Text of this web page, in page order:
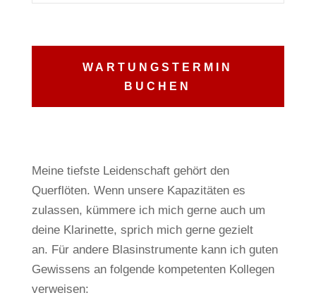
WARTUNGSTERMIN
BUCHEN
Meine tiefste Leidenschaft gehört den
Querflöten. Wenn unsere Kapazitäten es
zulassen, kümmere ich mich gerne auch um
deine Klarinette, sprich mich gerne gezielt
an. Für andere Blasinstrumente kann ich guten
Gewissens an folgende kompetenten Kollegen
verweisen: